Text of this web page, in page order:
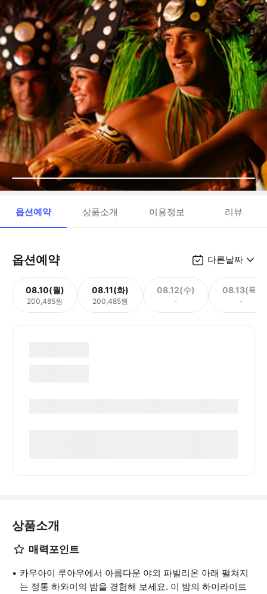
옵션예약 상품소개 이용정보 리뷰
옵션예약 다른날짜
08.10(월)
200,485원
08.11(화)
200,485원
08.12(수)
-
08.13(목)
-
상품소개
매력포인트
카우아이 루아우에서 아름다운 야외 파빌리온 아래 펼쳐지
는 정통 하와이의 밤을 경험해 보세요. 이 밤의 하이라이트